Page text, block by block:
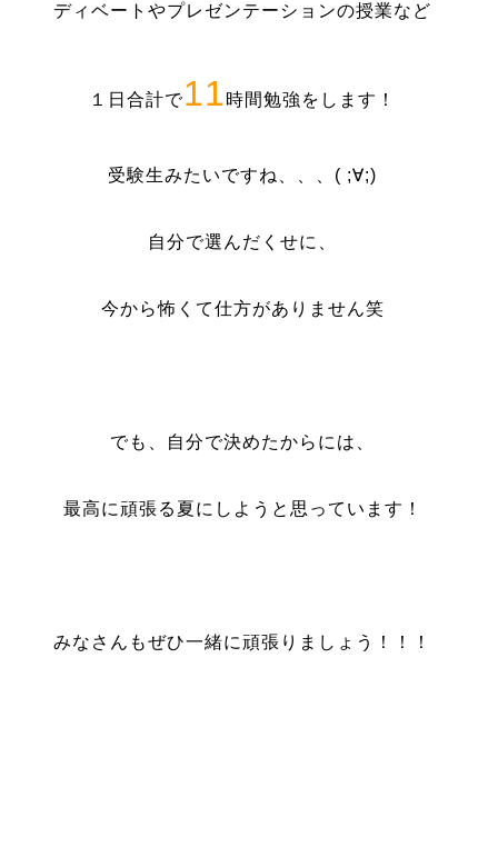
ディベートやプレゼンテーションの授業など
１日合計で11時間勉強をします！
受験生みたいですね、、、( ;∀;)
自分で選んだくせに、
今から怖くて仕方がありません笑
でも、自分で決めたからには、
最高に頑張る夏にしようと思っています！
みなさんもぜひ一緒に頑張りましょう！！！